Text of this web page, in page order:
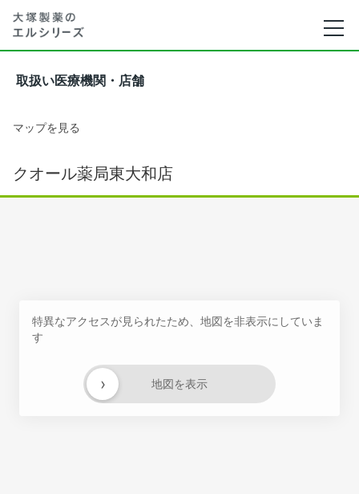
取扱い医療機関・店舗
マップを見る
クオール薬局東大和店
特異なアクセスが見られたため、地図を非表示にしていま
す
地図を表示
›